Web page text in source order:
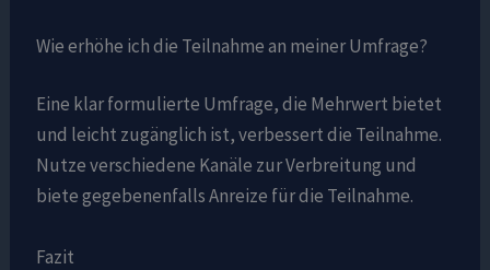
Wie erhöhe ich die Teilnahme an meiner Umfrage?
Eine klar formulierte Umfrage, die Mehrwert bietet
und leicht zugänglich ist, verbessert die Teilnahme.
Nutze verschiedene Kanäle zur Verbreitung und
biete gegebenenfalls Anreize für die Teilnahme.
Fazit